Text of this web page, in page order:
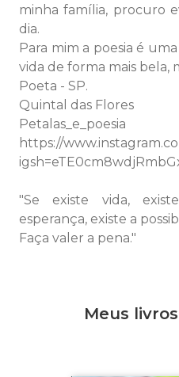
minha família, procuro
dia.
Para mim a poesia é
vida de forma mais bela,
Poeta - SP.
Quintal das Flores
Petalas_e_poesia
https://
"Se existe vida,
esperança, existe a
Faça valer a pena."
Meus